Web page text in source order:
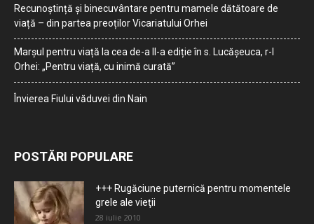
Recunoștință și binecuvântare pentru mamele dătătoare de
viață – din partea preoților Vicariatului Orhei
Marșul pentru viață la cea de-a II-a ediție în s. Lucășeuca, r-l
Orhei: „Pentru viață, cu inimă curată”
Învierea Fiului văduvei din Nain
POSTĂRI POPULARE
+++ Rugăciune puternică pentru momentele
grele ale vieţii
28 iulie 2010